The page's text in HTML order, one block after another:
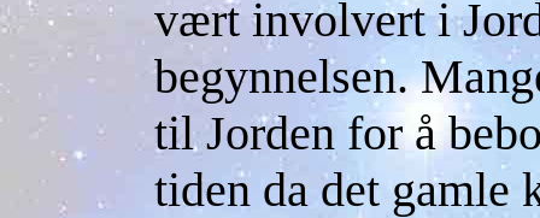
vært involvert i
begynnelsen.
til Jorden for å
tiden da det gamle